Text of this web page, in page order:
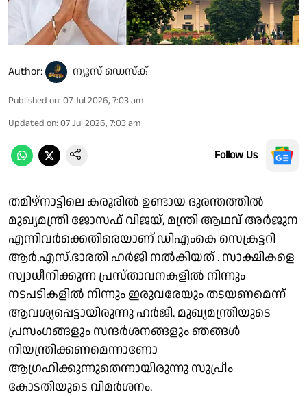
Author: ന്യൂസ് ഡെസ്ക്
Published on: 07 Jul 2026, 7:03 am
Updated on: 07 Jul 2026, 7:03 am
Follow Us
തമിഴ്നാട്ടിലെ കരൂരിൽ ഉണ്ടായ ദുരന്തത്തിൽ
മുഖ്യമന്ത്രി ജോസഫ് വിജയ്, മന്ത്രി ആഥവ് അർജുന
എന്നിവർക്കെതിരെയാണ് ഡിഎംകെ സെക്രട്ടറി
ആർ.എസ്.ഭാരതി ഹർജി നൽകിയത് . സാക്ഷികളെ
സ്വാധീനിക്കുന്ന പ്രസ്താവനകളിൽ നിന്നും
നടപടികളിൽ നിന്നും ഇരുവരേയും തടയണമെന്ന്
ആവശ്യപ്പെട്ടായിരുന്നു ഹർജി. മുഖ്യമന്ത്രിയുടെ
പ്രസംഗങ്ങളും സന്ദർശനങ്ങളും ഞങ്ങൾ
നിയന്ത്രിക്കണമെന്നാണോ
ആഗ്രഹിക്കുന്നുതെന്നായിരുന്നു സുപ്രീം
കോടതിയുടെ വിമർശനം.